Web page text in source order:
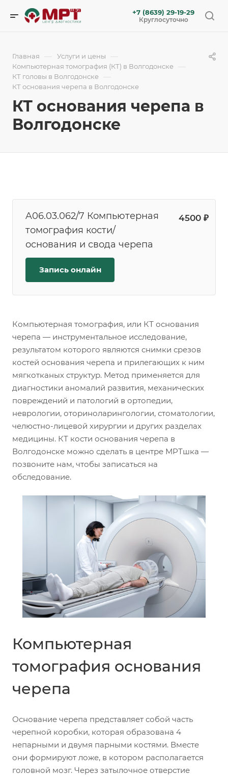
+7 (8639) 29-19-29
Круглосуточно
Главная — Услуги и цены —
Компьютерная томография (КТ) в Волгодонске —
КТ головы в Волгодонске —
КТ основания черепа в Волгодонске
КТ основания черепа в
Волгодонске
A06.03.062/7 Компьютерная
томография кости/
основания и свода черепа
4500 ₽
Запись онлайн
Компьютерная томография, или КТ основания
черепа — инструментальное исследование,
результатом которого являются снимки срезов
костей основания черепа и прилегающих к ним
мягкотканых структур. Метод применяется для
диагностики аномалий развития, механических
повреждений и патологий в ортопедии,
неврологии, оториноларингологии, стоматологии,
челюстно-лицевой хирургии и других разделах
медицины. КТ кости основания черепа в
Волгодонске можно сделать в центре МРТшка —
позвоните нам, чтобы записаться на
обследование.
Компьютерная
томография основания
черепа
Основание черепа представляет собой часть
черепной коробки, которая образована 4
непарными и двумя парными костями. Вместе
они формируют ложе, в котором располагается
головной мозг. Через затылочное отверстие